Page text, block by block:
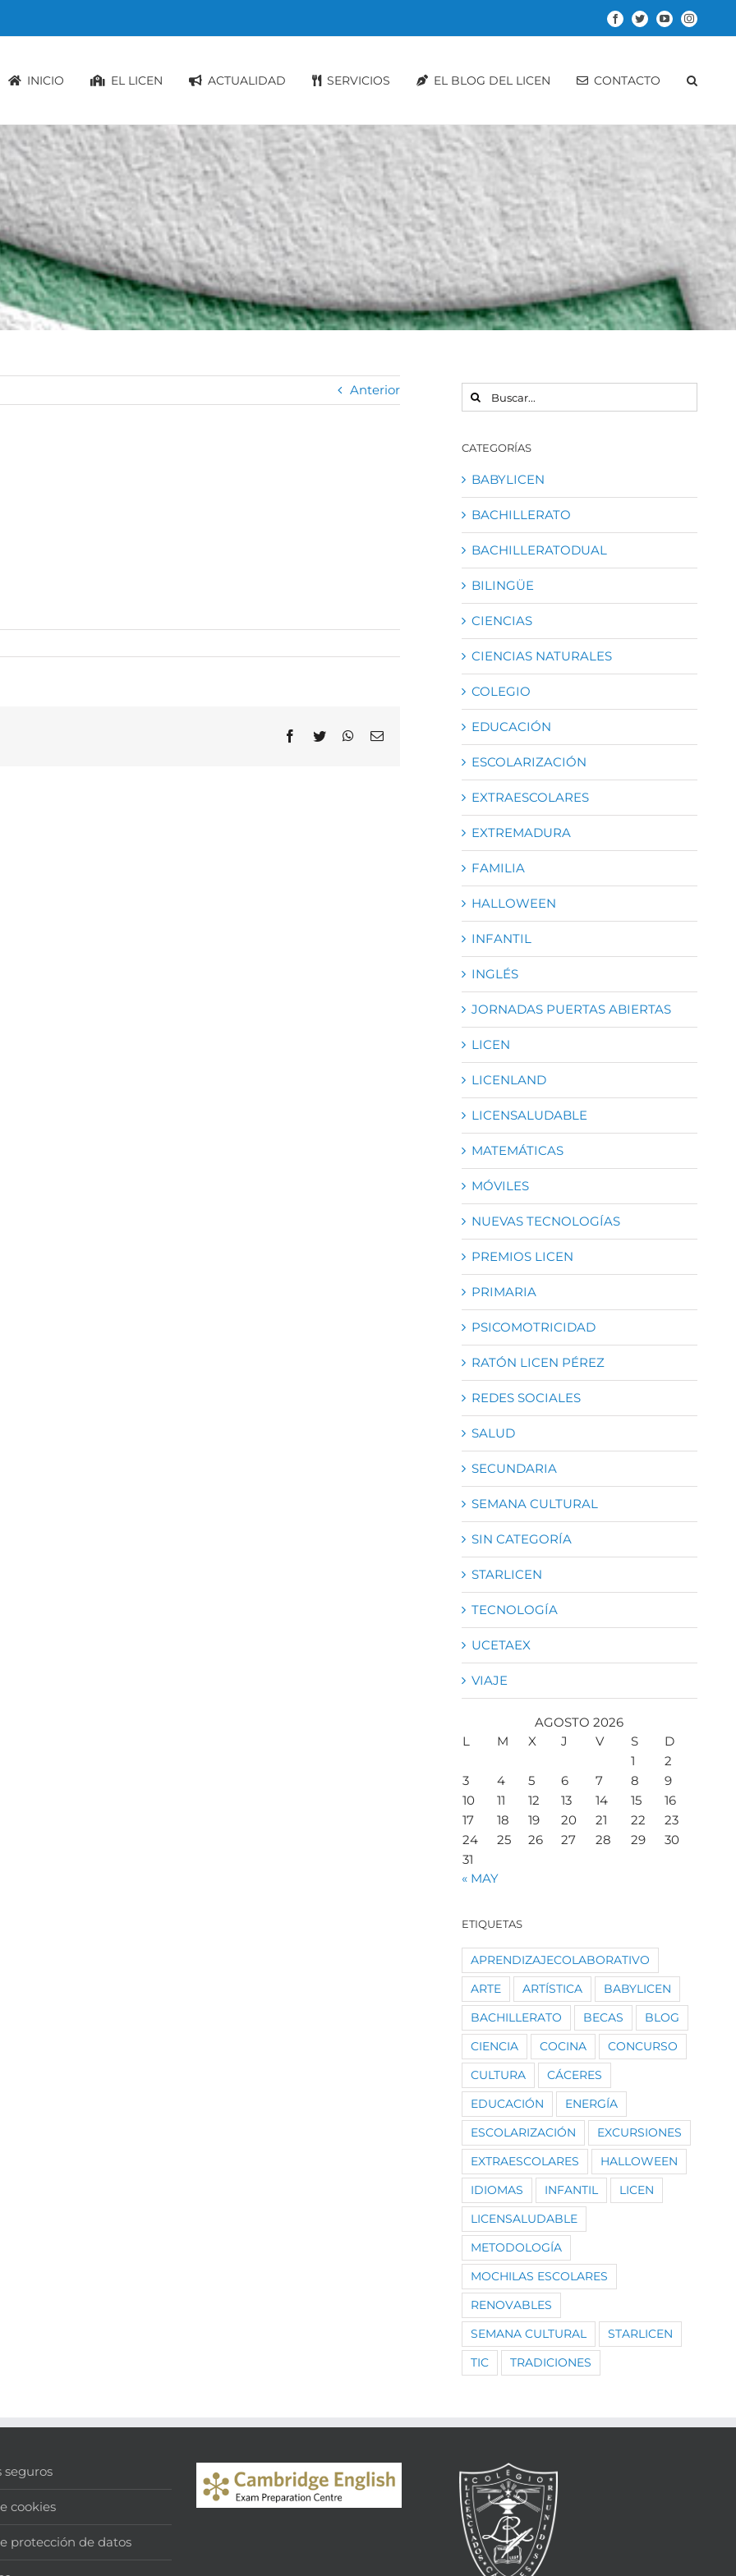
FacebookTwitterYouTubeInstagram
INICIO EL LICEN ACTUALIDAD SERVICIOS EL BLOG DEL LICEN CONTACTO
Anterior
Facebook
TwitterWhatsApp
Correo
BUSCAR:
CATEGORÍAS
BABYLICEN
BACHILLERATO
BACHILLERATODUAL
BILINGÜE
CIENCIAS
CIENCIAS NATURALES
COLEGIO
EDUCACIÓN
ESCOLARIZACIÓN
EXTRAESCOLARES
EXTREMADURA
FAMILIA
HALLOWEEN
INFANTIL
INGLÉS
JORNADAS PUERTAS ABIERTAS
LICEN
LICENLAND
LICENSALUDABLE
MATEMÁTICAS
MÓVILES
NUEVAS TECNOLOGÍAS
PREMIOS LICEN
PRIMARIA
PSICOMOTRICIDAD
RATÓN LICEN PÉREZ
REDES SOCIALES
SALUD
SECUNDARIA
SEMANA CULTURAL
SIN CATEGORÍA
STARLICEN
TECNOLOGÍA
UCETAEX
VIAJE
AGOSTO 2026
L
M X J V S
D
1
2
3
4 5 6 7 8
9
10
11 12 13 14 15
16
17
18 19 20 21 22
23
24
25 26 27 28 29
30
31
« MAY
ETIQUETAS
APRENDIZAJECOLABORATIVO
ARTE ARTÍSTICA BABYLICEN
BACHILLERATO BECAS BLOG
CIENCIA COCINA CONCURSO
CULTURA CÁCERES
EDUCACIÓN ENERGÍA
ESCOLARIZACIÓN EXCURSIONES
EXTRAESCOLARES HALLOWEEN
IDIOMAS INFANTIL LICEN
LICENSALUDABLE
METODOLOGÍA
MOCHILAS ESCOLARES
RENOVABLES
SEMANA CULTURAL STARLICEN
TIC TRADICIONES
seguros
cookies
protección de datos